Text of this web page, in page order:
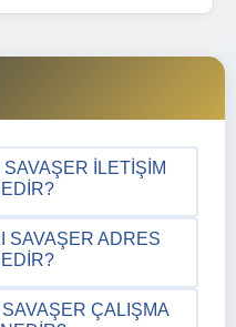
İLETIŞIM
SAVAŞER ADRES
ÇALIŞMA